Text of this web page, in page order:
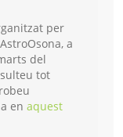
per
a
del
tot
en aquest